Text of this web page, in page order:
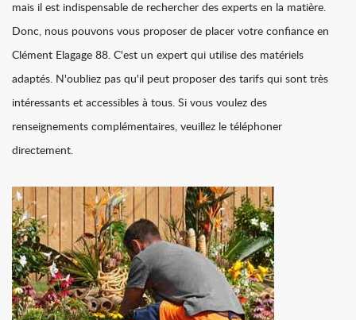
mais il est indispensable de rechercher des experts en la matière.
Donc, nous pouvons vous proposer de placer votre confiance en
Clément Elagage 88. C'est un expert qui utilise des matériels
adaptés. N'oubliez pas qu'il peut proposer des tarifs qui sont très
intéressants et accessibles à tous. Si vous voulez des
renseignements complémentaires, veuillez le téléphoner
directement.